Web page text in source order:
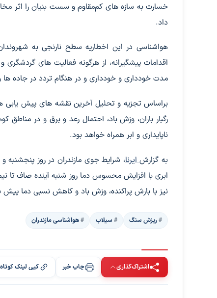
خسارت به سازه های کم‌مقاوم و سست بنیان را اثر
داد.
هواشناسی در این اخطاریه سطح نارنجی به
اقدامات پیشگیرانه، از هرگونه فعالیت های
مدت خودداری و خودداری و در هنگام تردد در جاده
براساس تجزیه و تحلیل آخرین نقشه های پیش یابی
رگبار باران، وزش باد، احتمال رعد و برق و در
ناپایداری و ابر همراه خواهد بود.
به گزارشایرنا، شرایط جوی مازندران در روز
ابری با افزایش‌ محسوس‌ دما روز شنبه آینده صاف تا نیمه
نیز با بارش‌ پراکنده، وزش باد و کاهش نسبی دما
ریزش سنگ سیلاب‌ هواشناسی مازندران
اشتراک‌گذاری چاپ خبر کپی لینک کوتاه